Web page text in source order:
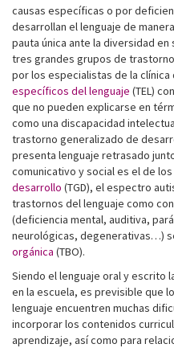
causas específicas o por
desarrollan el lenguaje de
pauta única ante la diversidad
tres grandes grupos de
por los especialistas de la clínica
específicos del lenguaje (TEL)
que no pueden explicarse en
como una discapacidad
trastorno generalizado de
presenta lenguaje retrasado
comunicativo y social es el de los
desarrollo (TGD), el espectro
trastornos del lenguaje como
(deficiencia mental, auditiva,
neurológicas, degenerativas…)
orgánica (TBO).
Siendo el lenguaje oral y escrito
en la escuela, es previsible que
lenguaje encuentren muchas
incorporar los contenidos
aprendizaje, así como para